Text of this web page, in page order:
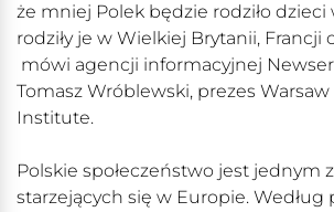
że mniej Polek będzie rodziło dzieci
rodziły je w Wielkiej Brytanii, Francji
mówi agencji informacyjnej
Tomasz Wróblewski, prezes
Institute.
Polskie społeczeństwo jest jednym
starzejących się w Europie. Według